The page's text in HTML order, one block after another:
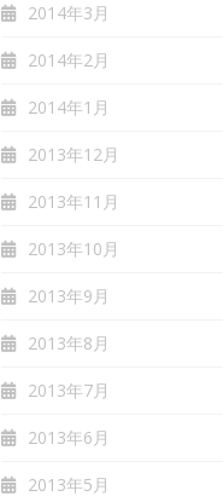
2014年3月
2014年2月
2014年1月
2013年12月
2013年11月
2013年10月
2013年9月
2013年8月
2013年7月
2013年6月
2013年5月